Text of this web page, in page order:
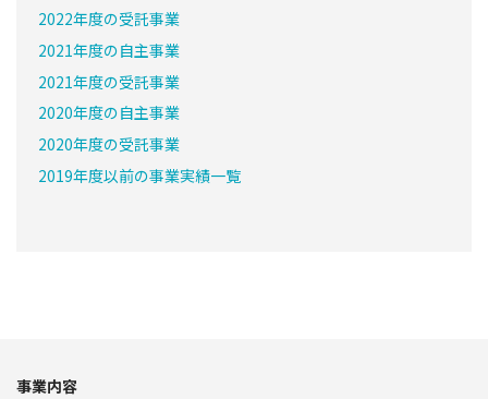
2022年度の受託事業
2021年度の自主事業
2021年度の受託事業
2020年度の自主事業
2020年度の受託事業
2019年度以前の事業実績一覧
事業内容